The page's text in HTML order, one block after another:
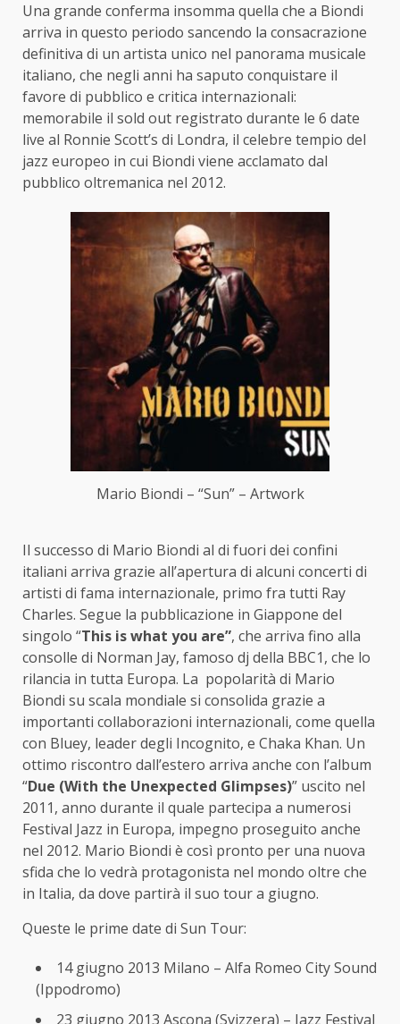
Una grande conferma insomma quella che a Biondi
arriva in questo periodo sancendo la consacrazione
definitiva di un artista unico nel panorama musicale
italiano, che negli anni ha saputo conquistare il
favore di pubblico e critica internazionali:
memorabile il sold out registrato durante le 6 date
live al Ronnie Scott’s di Londra, il celebre tempio del
jazz europeo in cui Biondi viene acclamato dal
pubblico oltremanica nel 2012.
Mario Biondi – “Sun” – Artwork
Il successo di Mario Biondi al di fuori dei confini
italiani arriva grazie all’apertura di alcuni concerti di
artisti di fama internazionale, primo fra tutti Ray
Charles. Segue la pubblicazione in Giappone del
singolo “This is what you are”, che arriva fino alla
consolle di Norman Jay, famoso dj della BBC1, che lo
rilancia in tutta Europa. La popolarità di Mario
Biondi su scala mondiale si consolida grazie a
importanti collaborazioni internazionali, come quella
con Bluey, leader degli Incognito, e Chaka Khan. Un
ottimo riscontro dall’estero arriva anche con l’album
“Due (With the Unexpected Glimpses)” uscito nel
2011, anno durante il quale partecipa a numerosi
Festival Jazz in Europa, impegno proseguito anche
nel 2012. Mario Biondi è così pronto per una nuova
sfida che lo vedrà protagonista nel mondo oltre che
in Italia, da dove partirà il suo tour a giugno.
Queste le prime date di Sun Tour:
14 giugno 2013 Milano – Alfa Romeo City Sound
(Ippodromo)
23 giugno 2013 Ascona (Svizzera) – Jazz Festival